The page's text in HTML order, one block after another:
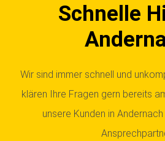
Schnelle
Wir sind immer schnell und
klären Ihre Fragen gern bereits
unsere Kunden in